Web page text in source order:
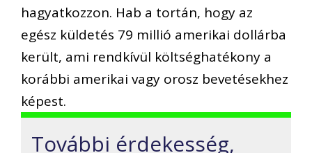
hagyatkozzon. Hab a tortán, hogy az
egész küldetés 79 millió amerikai dollárba
került, ami rendkívül költséghatékony a
korábbi amerikai vagy orosz bevetésekhez
képest.
További érdekesség,